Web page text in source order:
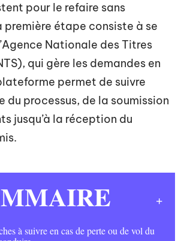
pour le refaire sans
première étape consiste à se
Nationale des Titres
qui gère les demandes en
permet de suivre
du processus, de la soumission
jusqu’à la réception du
à suivre en cas de perte ou de vol du